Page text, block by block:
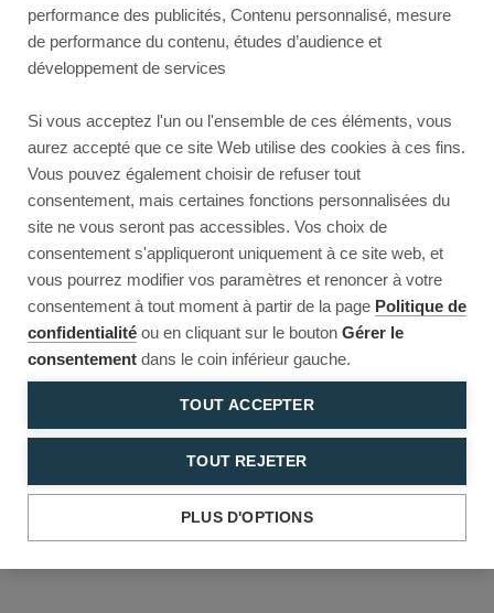
performance des publicités, Contenu personnalisé, mesure
de performance du contenu, études d’audience et
développement de services
Si vous acceptez l'un ou l'ensemble de ces éléments, vous
aurez accepté que ce site Web utilise des cookies à ces fins.
Vous pouvez également choisir de refuser tout
consentement, mais certaines fonctions personnalisées du
site ne vous seront pas accessibles. Vos choix de
consentement s'appliqueront uniquement à ce site web, et
vous pourrez modifier vos paramètres et renoncer à votre
consentement à tout moment à partir de la page Politique de
confidentialité ou en cliquant sur le bouton Gérer le
consentement dans le coin inférieur gauche.
TOUT ACCEPTER
TOUT REJETER
PLUS D'OPTIONS
Reload to try again, or go back.
Reload Back